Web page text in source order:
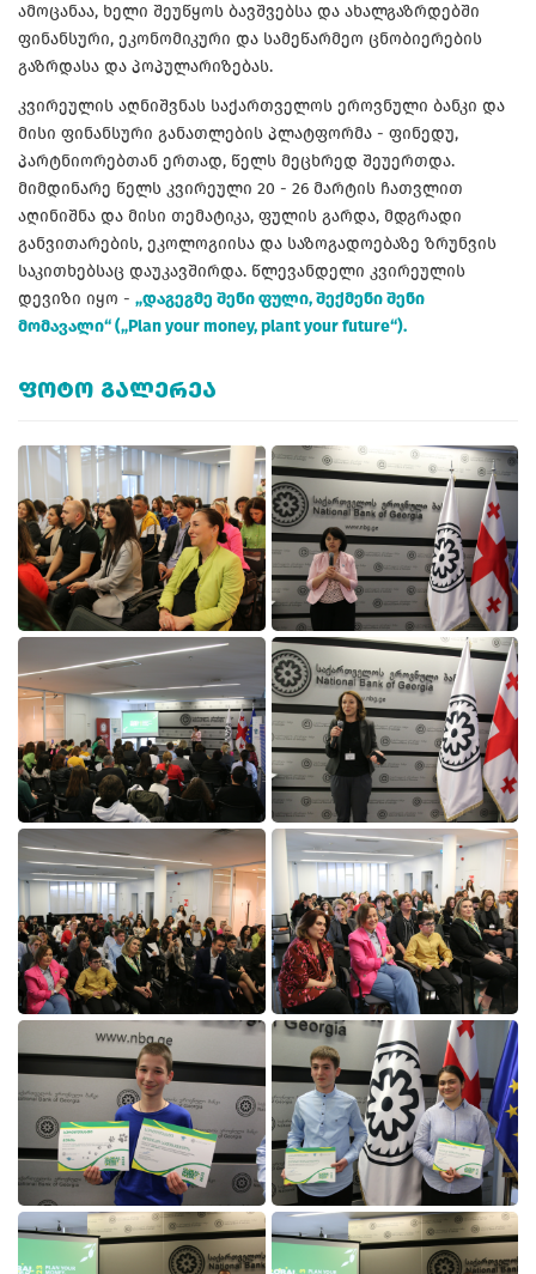
ამოცანაა, ხელი შეუწყოს ბავშვებსა და ახალგაზრდებში
ფინანსური, ეკონომიკური და სამეწარმეო ცნობიერების
გაზრდასა და პოპულარიზებას.
კვირეულის აღნიშვნას საქართველოს ეროვნული ბანკი და
მისი ფინანსური განათლების პლატფორმა - ფინედუ,
პარტნიორებთან ერთად, წელს მეცხრედ შეუერთდა.
მიმდინარე წელს კვირეული 20 - 26 მარტის ჩათვლით
აღინიშნა და მისი თემატიკა, ფულის გარდა, მდგრადი
განვითარების, ეკოლოგიისა და საზოგადოებაზე ზრუნვის
საკითხებსაც დაუკავშირდა. წლევანდელი კვირეულის
დევიზი იყო - „დაგეგმე შენი ფული, შექმენი შენი
მომავალი“ („Plan your money, plant your future“).
ᲤᲝᲢᲝ ᲒᲐᲚᲔᲠᲔᲐ